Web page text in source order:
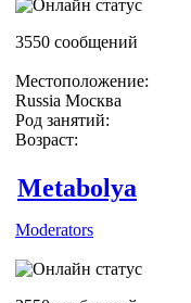
3550 сообщений
Местоположение:
Russia Москва
Род занятий:
Возраст:
Metabolya
Moderators